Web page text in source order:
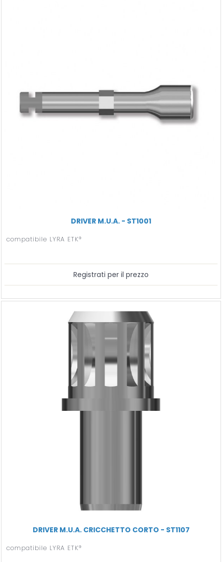
DRIVER M.U.A. - ST1001
compatibile LYRA ETK®
Registrati per il prezzo
DRIVER M.U.A. CRICCHETTO CORTO - ST1107
compatibile LYRA ETK®